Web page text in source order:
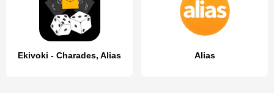
Ekivoki - Charades, Alias Alias